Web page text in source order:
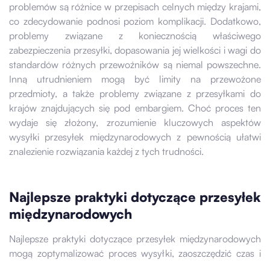
problemów są różnice w przepisach celnych między krajami,
co zdecydowanie podnosi poziom komplikacji. Dodatkowo,
problemy związane z koniecznością właściwego
zabezpieczenia przesyłki, dopasowania jej wielkości i wagi do
standardów różnych przewoźników są niemal powszechne.
Inną utrudnieniem mogą być limity na przewożone
przedmioty, a także problemy związane z przesyłkami do
krajów znajdujących się pod embargiem. Choć proces ten
wydaje się złożony, zrozumienie kluczowych aspektów
wysyłki przesyłek międzynarodowych z pewnością ułatwi
znalezienie rozwiązania każdej z tych trudności.
Najlepsze praktyki dotyczące przesyłek
międzynarodowych
Najlepsze praktyki dotyczące przesyłek międzynarodowych
mogą zoptymalizować proces wysyłki, zaoszczędzić czas i